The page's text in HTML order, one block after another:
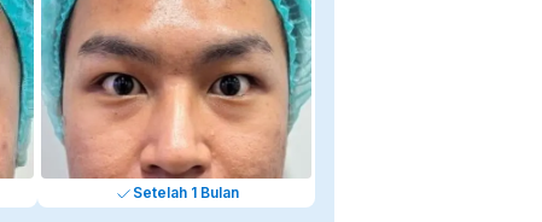
❌ Jangan Pakai Helm/Topi Ketat: Hindari
aksesori yang menekan dahi terlalu
kencang tepat setelah prosedur.
❌ Tunda Skincare Berat: Hindari
perawatan seperti facial, peeling, atau
penggunaan krim malam yang keras
(seperti Retinol) selama 24 jam.
❌ Disarankan untuk tidak mengkonsumsi
antibiotik selama 1 minggu
Setelah 1 Bulan